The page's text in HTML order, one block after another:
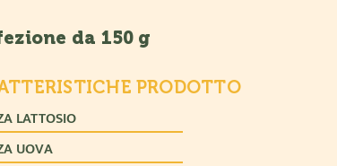
da 150 g
PRODOTTO
LATTOSIO
UOVA